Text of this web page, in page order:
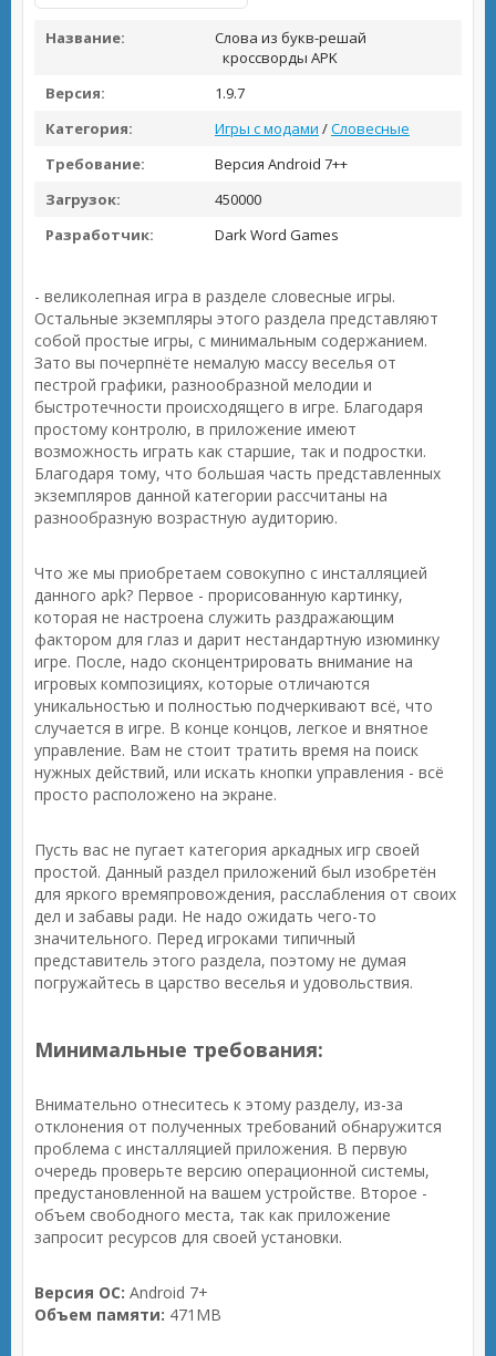
Название:
Слова из букв-решай
кроссворды APK
Версия:
1.9.7
Категория:
Игры с модами /Словесные
Требование:
Версия Android 7++
Загрузок:
450000
Разработчик:
Dark Word Games
- великолепная игра в разделе словесные игры.
Остальные экземпляры этого раздела представляют
собой простые игры, с минимальным содержанием.
Зато вы почерпнёте немалую массу веселья от
пестрой графики, разнообразной мелодии и
быстротечности происходящего в игре. Благодаря
простому контролю, в приложение имеют
возможность играть как старшие, так и подростки.
Благодаря тому, что большая часть представленных
экземпляров данной категории рассчитаны на
разнообразную возрастную аудиторию.
Что же мы приобретаем совокупно с инсталляцией
данного apk? Первое - прорисованную картинку,
которая не настроена служить раздражающим
фактором для глаз и дарит нестандартную изюминку
игре. После, надо сконцентрировать внимание на
игровых композициях, которые отличаются
уникальностью и полностью подчеркивают всё, что
случается в игре. В конце концов, легкое и внятное
управление. Вам не стоит тратить время на поиск
нужных действий, или искать кнопки управления - всё
просто расположено на экране.
Пусть вас не пугает категория аркадных игр своей
простой. Данный раздел приложений был изобретён
для яркого времяпровождения, расслабления от своих
дел и забавы ради. Не надо ожидать чего-то
значительного. Перед игроками типичный
представитель этого раздела, поэтому не думая
погружайтесь в царство веселья и удовольствия.
Минимальные требования:
Внимательно отнеситесь к этому разделу, из-за
отклонения от полученных требований обнаружится
проблема с инсталляцией приложения. В первую
очередь проверьте версию операционной системы,
предустановленной на вашем устройстве. Второе -
объем свободного места, так как приложение
запросит ресурсов для своей установки.
Версия ОС: Android 7+
Объем памяти: 471MB